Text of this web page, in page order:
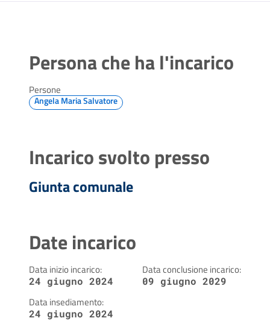
Persona che ha l'incarico
Persone
Angela Maria Salvatore
Incarico svolto presso
Giunta comunale
Date incarico
Data inizio incarico:
24 giugno 2024
Data conclusione incarico:
09 giugno 2029
Data insediamento:
24 giugno 2024